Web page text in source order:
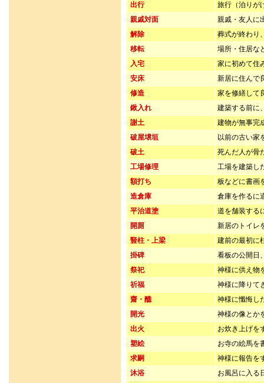
出行
旅行（泊りが
親戚対面
親戚・友人に
解除
葬式が終わり
移転
場所・住居な
入宅
家に初めて住
安床
新居に住んで
修造
家を修繕して
鍬入れ
建築する前に
謝土
建物が無事完
破屋壌垣
以前の古い家
破土
死んだ人が骨
工場修理
工場を建築し
額打ち
板などに書画
造倉庫
倉庫を作るに
平治道塗
道を舗装する
開厠
新居のトイレ
豎柱・上梁
建前の最初に
掛碑
看板の公開日
祭祀
神様に供え物
祈福
神様に降りて
齋・醮
神様に懺悔し
開光
神様の像とか
出火
お炊き上げを
塑絵
お寺の絵馬を
求嗣
神様に報告を
沐浴
お風呂に入る